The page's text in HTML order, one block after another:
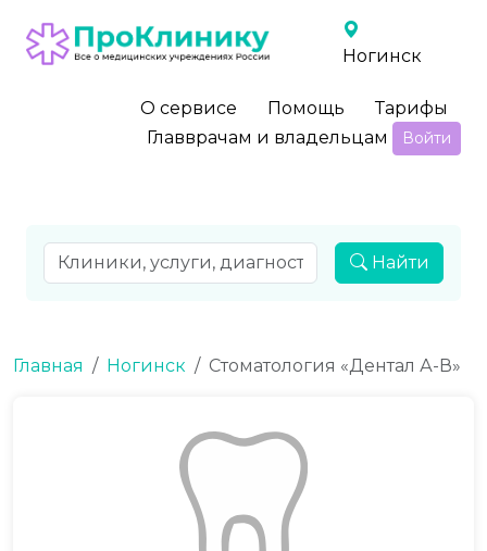
Ногинск
О сервисе Помощь
Тарифы
Главврачам и владельцам
Войти
Найти
Главная Ногинск Стоматология «Дентал А-В»